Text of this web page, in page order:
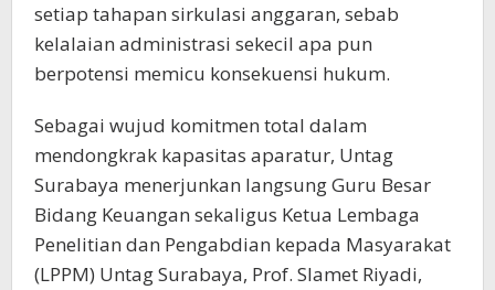
setiap tahapan sirkulasi anggaran, sebab
kelalaian administrasi sekecil apa pun
berpotensi memicu konsekuensi hukum.
Sebagai wujud komitmen total dalam
mendongkrak kapasitas aparatur, Untag
Surabaya menerjunkan langsung Guru Besar
Bidang Keuangan sekaligus Ketua Lembaga
Penelitian dan Pengabdian kepada Masyarakat
(LPPM) Untag Surabaya, Prof. Slamet Riyadi,